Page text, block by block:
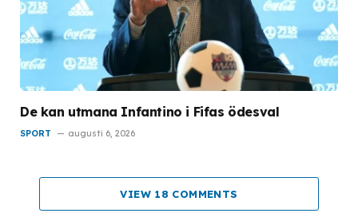
De kan utmana Infantino i Fifas ödesval
SPORT augusti 6, 2026
VIEW 18 COMMENTS